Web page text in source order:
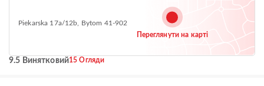
Piekarska 17a/12b, Bytom 41-902
Переглянути на карті
9.5 Винятковий15 Огляди